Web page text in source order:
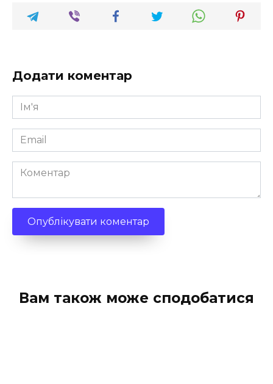
Додати коментар
Ім'я
*
Email
*
Коментар
Вам також може сподобатися